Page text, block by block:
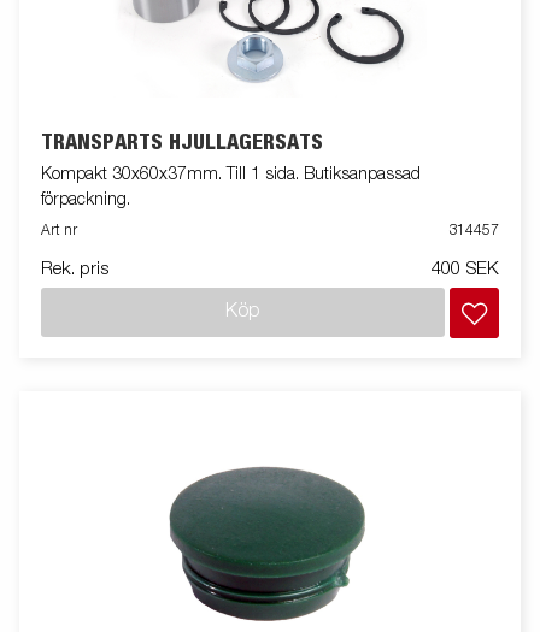
TRANSPARTS HJULLAGERSATS
Kompakt 30x60x37mm. Till 1 sida. Butiksanpassad
förpackning.
Art nr 314457
Rek. pris 400 SEK
Köp